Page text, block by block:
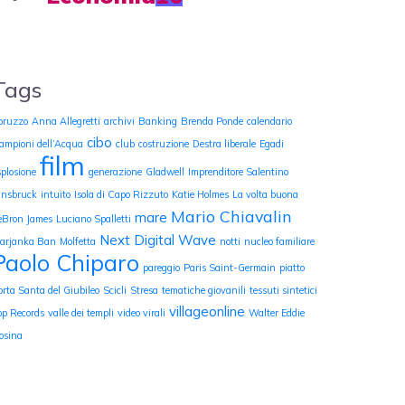
Anna Allegretti archivi Banking Brenda Ponde calendario
dell’Acqua cibo club costruzione Destra liberale Egadi
film generazione Gladwell Imprenditore Salentino
intuito Isola di Capo Rizzuto Katie Holmes La volta buona
James Luciano Spalletti mare Mario Chiavalin
Ban Molfetta Next Digital Wave notti nucleo familiare
Chiparo pareggio Paris Saint-Germain piatto
Santa del Giubileo Scicli Stresa tematiche giovanili tessuti sintetici
Records valle dei templi video virali villageonline Walter Eddie